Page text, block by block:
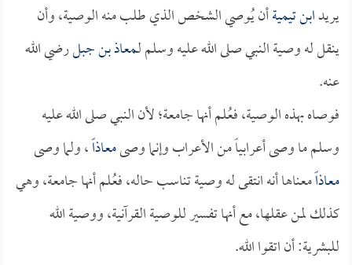
يريدابن تيميةأن يُوصي الشخص الذي طلب منه الوصية، وأن
ينقل له وصية النبي صلى الله عليه وسلم لـمعاذ بن جبلرضي الله
عنه.
فوصاه بهذه الوصية، فعُلم أنها جامعة؛ لأن النبي صلى الله عليه
وسلم ما وصى أعرابياً من الأعراب وإنما وصىمعاذاً، ولما وصى
معاذاًمعناها أنه انتقى له وصية تناسب حاله، فعُلم أنها جامعة، وهي
كذلك لمن عقلها، مع أنها تفسير للوصية القرآنية، ووصية الله
للبشرية: أن اتقوا الله.